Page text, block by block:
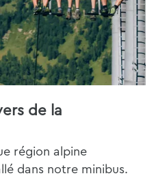
de la
région alpine
dans notre minibus.